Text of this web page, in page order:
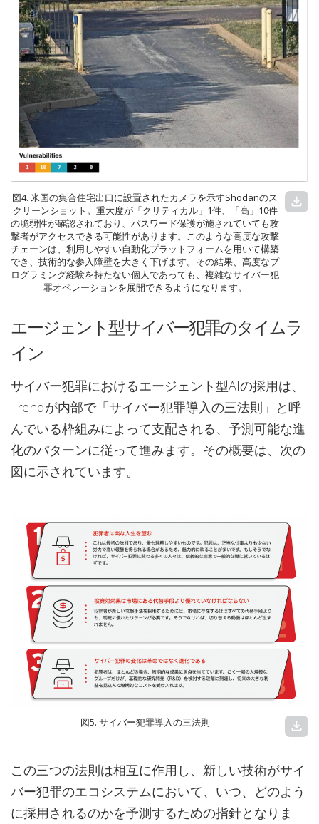
図4. 米国の集合住宅出口に設置されたカメラを示すShodanのス
クリーンショット。重大度が「クリティカル」1件、「高」10件
の脆弱性が確認されており、パスワード保護が施されていても攻
撃者がアクセスできる可能性があります。このような高度な攻撃
チェーンは、利用しやすい自動化プラットフォームを用いて構築
でき、技術的な参入障壁を大きく下げます。その結果、高度なプ
ログラミング経験を持たない個人であっても、複雑なサイバー犯
罪オペレーションを展開できるようになります。
download
エージェント型サイバー犯罪のタイムラ
イン
サイバー犯罪におけるエージェント型AIの採用は、
Trendが内部で「サイバー犯罪導入の三法則」と呼
んでいる枠組みによって支配される、予測可能な進
化のパターンに従って進みます。その概要は、次の
図に示されています。
図5. サイバー犯罪導入の三法則 download
この三つの法則は相互に作用し、新しい技術がサイ
バー犯罪のエコシステムにおいて、いつ、どのよう
に採用されるのかを予測するための指針となりま